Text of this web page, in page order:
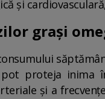
și
grași
pot proteja
și a